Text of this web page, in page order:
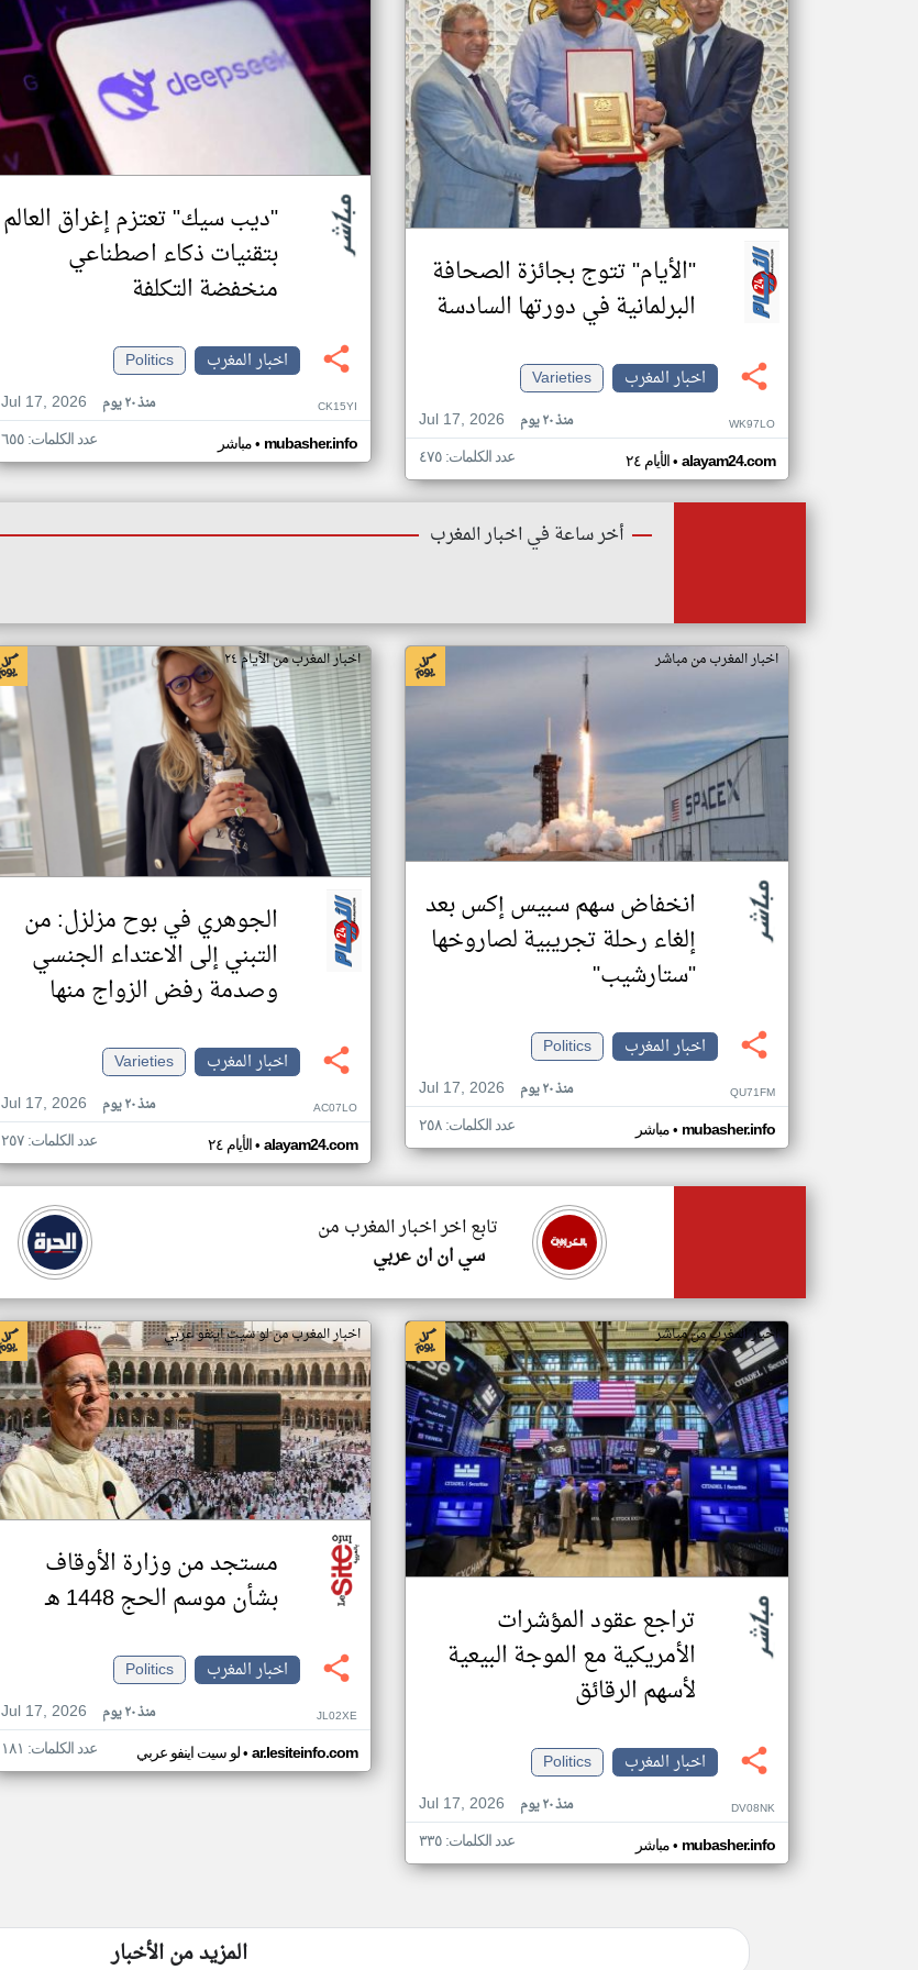
"الأيام" تتوج بجائزة الصحافة
البرلمانية في دورتها السادسة
اخبار المغرب
Varieties
Jul 17, 2026
منذ ٢٠ يوم WK97LO
الأيام ٢٤• alayam24.com عدد الكلمات: ٤٧٥
"ديب سيك" تعتزم إغراق العالم
بتقنيات ذكاء اصطناعي
منخفضة التكلفة
اخبار المغرب
Politics
Jul 17, 2026
منذ ٢٠ يوم CK15YI
مباشر• mubasher.info عدد الكلمات: ٦٥٥
أخر ساعة في اخبار المغرب
اخبار المغرب من مباشر
انخفاض سهم سبيس إكس بعد
إلغاء رحلة تجريبية لصاروخها
"ستارشيب"
اخبار المغرب
Politics
Jul 17, 2026
منذ ٢٠ يوم QU71FM
مباشر• mubasher.info عدد الكلمات: ٢٥٨
اخبار المغرب من الأيام ٢٤
الجوهري في بوح مزلزل: من
التبني إلى الاعتداء الجنسي
وصدمة رفض الزواج منها
اخبار المغرب
Varieties
Jul 17, 2026
منذ ٢٠ يوم AC07LO
الأيام ٢٤• alayam24.com عدد الكلمات: ٢٥٧
تابع اخر اخبار المغرب من
سي ان ان عربي
اخبار المغرب من مباشر
تراجع عقود المؤشرات
الأمريكية مع الموجة البيعية
لأسهم الرقائق
اخبار المغرب
Politics
Jul 17, 2026
منذ ٢٠ يوم DV08NK
مباشر• mubasher.info عدد الكلمات: ٣٣٥
اخبار المغرب من لو سيت اينفو عربي
مستجد من وزارة الأوقاف
بشأن موسم الحج 1448 هـ
اخبار المغرب
Politics
Jul 17, 2026
منذ ٢٠ يوم JL02XE
لو سيت اينفو عربي• ar.lesiteinfo.com عدد الكلمات: ١٨١
المزيد من الأخبار